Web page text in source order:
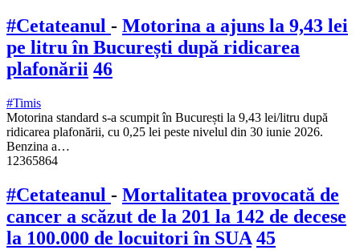
#Cetateanul - Motorina a ajuns la 9,43 lei
pe litru în București după ridicarea
plafonării 46
#Timis
Motorina standard s-a scumpit în București la 9,43 lei/litru după
ridicarea plafonării, cu 0,25 lei peste nivelul din 30 iunie 2026.
Benzina a…
12365864
#Cetateanul - Mortalitatea provocată de
cancer a scăzut de la 201 la 142 de decese
la 100.000 de locuitori în SUA 45